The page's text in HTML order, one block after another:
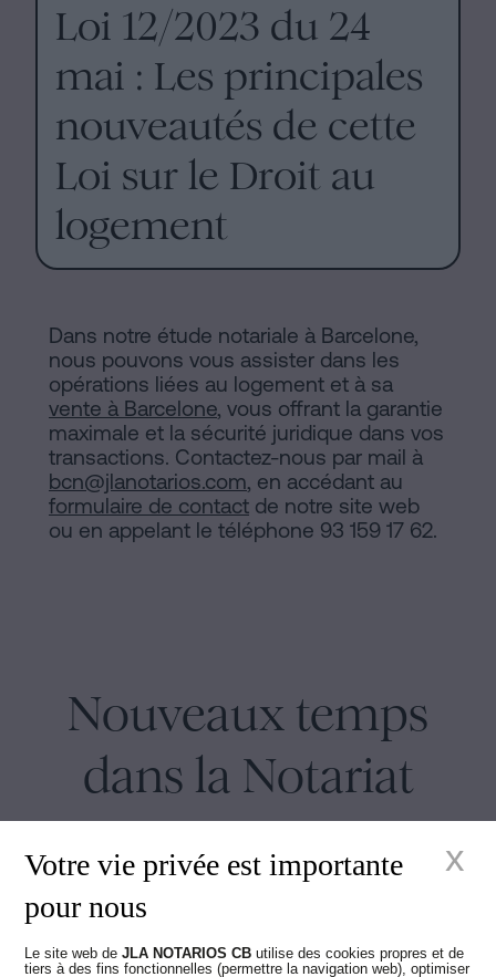
Loi 12/2023 du 24
mai : Les principales
nouveautés de cette
Loi sur le Droit au
logement
Dans notre étude notariale à Barcelone,
nous pouvons vous assister dans les
opérations liées au logement et à sa
vente à Barcelone, vous offrant la garantie
maximale et la sécurité juridique dans vos
transactions. Contactez-nous par mail à
bcn@jlanotarios.com, en accédant au
formulaire de contact de notre site web
ou en appelant le téléphone 93 159 17 62.
Nouveaux temps
dans la Notariat
Juan Madridejos Velasco
Luis Alberto Álvarez Moreno
Votre vie privée est importante
pour nous
Le site web deJLA NOTARIOS CB utilise des cookies propres et de
tiers à des fins fonctionnelles (permettre la navigation web), optimiser
x